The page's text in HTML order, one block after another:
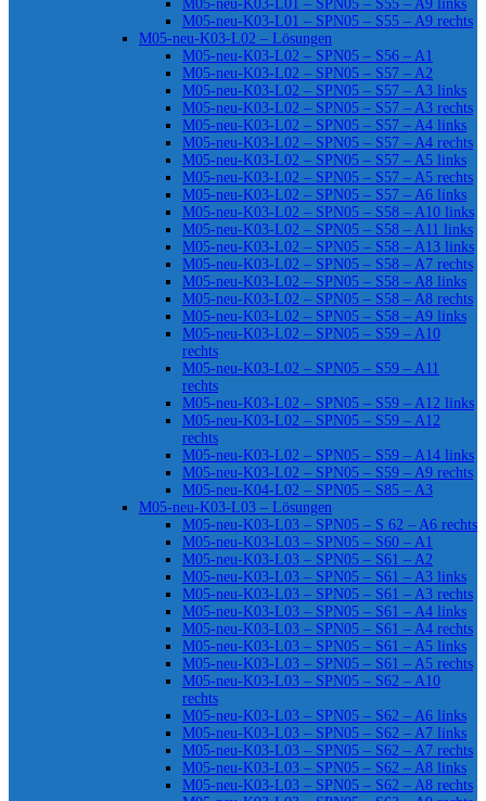
M05-neu-K03-L01 – SPN05 – S55 – A9 links
M05-neu-K03-L01 – SPN05 – S55 – A9 rechts
M05-neu-K03-L02 – Lösungen
M05-neu-K03-L02 – SPN05 – S56 – A1
M05-neu-K03-L02 – SPN05 – S57 – A2
M05-neu-K03-L02 – SPN05 – S57 – A3 links
M05-neu-K03-L02 – SPN05 – S57 – A3 rechts
M05-neu-K03-L02 – SPN05 – S57 – A4 links
M05-neu-K03-L02 – SPN05 – S57 – A4 rechts
M05-neu-K03-L02 – SPN05 – S57 – A5 links
M05-neu-K03-L02 – SPN05 – S57 – A5 rechts
M05-neu-K03-L02 – SPN05 – S57 – A6 links
M05-neu-K03-L02 – SPN05 – S58 – A10 links
M05-neu-K03-L02 – SPN05 – S58 – A11 links
M05-neu-K03-L02 – SPN05 – S58 – A13 links
M05-neu-K03-L02 – SPN05 – S58 – A7 rechts
M05-neu-K03-L02 – SPN05 – S58 – A8 links
M05-neu-K03-L02 – SPN05 – S58 – A8 rechts
M05-neu-K03-L02 – SPN05 – S58 – A9 links
M05-neu-K03-L02 – SPN05 – S59 – A10
rechts
M05-neu-K03-L02 – SPN05 – S59 – A11
rechts
M05-neu-K03-L02 – SPN05 – S59 – A12 links
M05-neu-K03-L02 – SPN05 – S59 – A12
rechts
M05-neu-K03-L02 – SPN05 – S59 – A14 links
M05-neu-K03-L02 – SPN05 – S59 – A9 rechts
M05-neu-K04-L02 – SPN05 – S85 – A3
M05-neu-K03-L03 – Lösungen
M05-neu-K03-L03 – SPN05 – S 62 – A6 rechts
M05-neu-K03-L03 – SPN05 – S60 – A1
M05-neu-K03-L03 – SPN05 – S61 – A2
M05-neu-K03-L03 – SPN05 – S61 – A3 links
M05-neu-K03-L03 – SPN05 – S61 – A3 rechts
M05-neu-K03-L03 – SPN05 – S61 – A4 links
M05-neu-K03-L03 – SPN05 – S61 – A4 rechts
M05-neu-K03-L03 – SPN05 – S61 – A5 links
M05-neu-K03-L03 – SPN05 – S61 – A5 rechts
M05-neu-K03-L03 – SPN05 – S62 – A10
rechts
M05-neu-K03-L03 – SPN05 – S62 – A6 links
M05-neu-K03-L03 – SPN05 – S62 – A7 links
M05-neu-K03-L03 – SPN05 – S62 – A7 rechts
M05-neu-K03-L03 – SPN05 – S62 – A8 links
M05-neu-K03-L03 – SPN05 – S62 – A8 rechts